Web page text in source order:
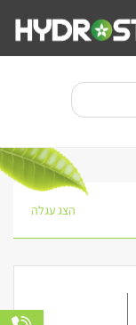
הצג עגלה